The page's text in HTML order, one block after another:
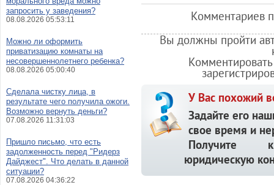
Комментариев
Вы должны пройти
У Вас похожий
Задайте его
свое время и
Получите
юридическую
запросить у заведения?
08.08.2026 05:53:11
Можно ли оформить
приватизацию комнаты на
несовершеннолетнего ребенка?
08.08.2026 05:00:40
Сделала чистку лица, в
результате чего получила ожоги.
Возможно вернуть деньги?
07.08.2026 11:31:03
Пришло письмо, что есть
задолженность перед "Ридерз
Дайджест". Что делать в данной
ситуации?
07.08.2026 04:36:22